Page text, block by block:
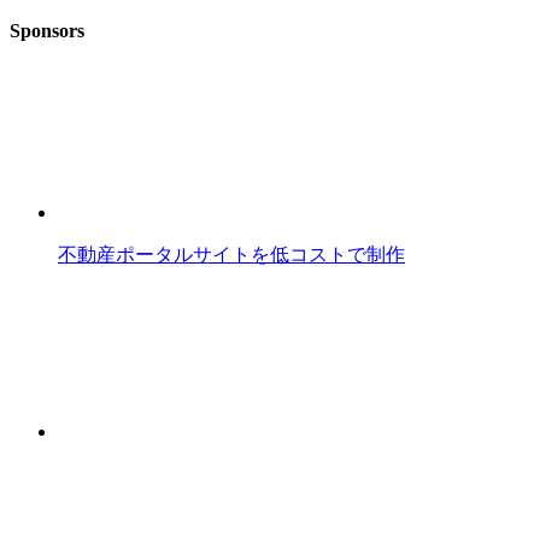
Sponsors
不動産ポータルサイトを低コストで制作